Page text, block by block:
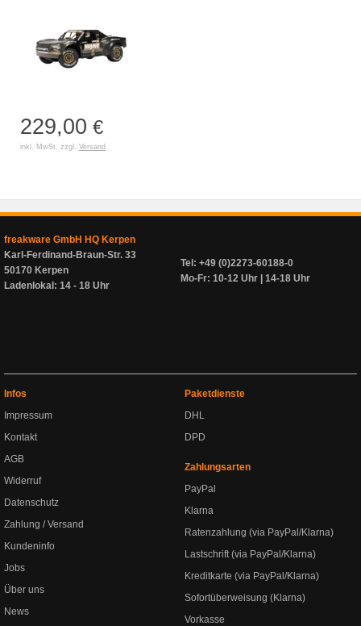
229,00 €
inkl. MwSt. zzgl. Versand
freakware GmbH HQ Kerpen
Karl-Ferdinand-Braun-Str. 33
50170 Kerpen
Ladenlokal: 14 - 18 Uhr
Tel: +49 (0)2273-60188-0
Mo-Fr: 10-12 Uhr | 14-18 Uhr
Infos
Impressum
Kontakt
AGB
Widerruf
Datenschutz
Zahlung / Versand
Kundeninfo
Jobs
Über uns
News
Paketdienste
DHL
DPD
Zahlungsarten
PayPal
Klarna
Ratenzahlung (via PayPal/Klarna)
Lastschrift (via PayPal/Klarna)
Kreditkarte (via PayPal/Klarna)
Sofortüberweisung (Klarna)
Vorkasse